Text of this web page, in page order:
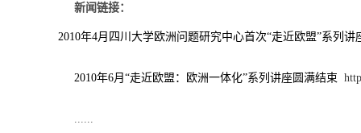
新闻链接：
2010年4月四川大学欧洲问题研究中心首次“走近欧盟”系列讲
2010年6月“走近欧盟：欧洲一体化”系列讲座圆满结束